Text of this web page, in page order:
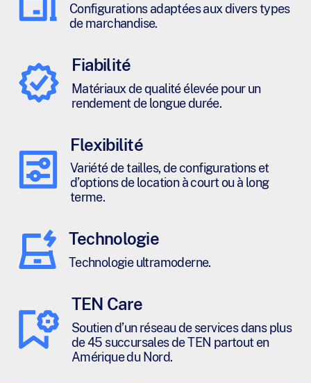
Configurations adaptées aux divers types
de marchandise.
Fiabilité
Matériaux de qualité élevée pour un
rendement de longue durée.
Flexibilité
Variété de tailles, de configurations et
d’options de location à court ou à long
terme.
Technologie
Technologie ultramoderne.
TEN Care
Soutien d’un réseau de services dans plus
de 45 succursales de TEN partout en
Amérique du Nord.